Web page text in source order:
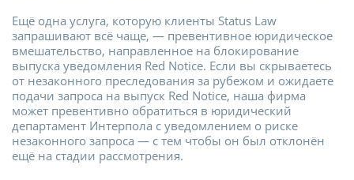
Ещё одна услуга, которую клиенты Status Law
запрашивают всё чаще, — превентивное юридическое
вмешательство, направленное на блокирование
выпуска уведомления Red Notice. Если вы скрываетесь
от незаконного преследования за рубежом и ожидаете
подачи запроса на выпуск Red Notice, наша фирма
может превентивно обратиться в юридический
департамент Интерпола с уведомлением о риске
незаконного запроса — с тем чтобы он был отклонён
ещё на стадии рассмотрения.